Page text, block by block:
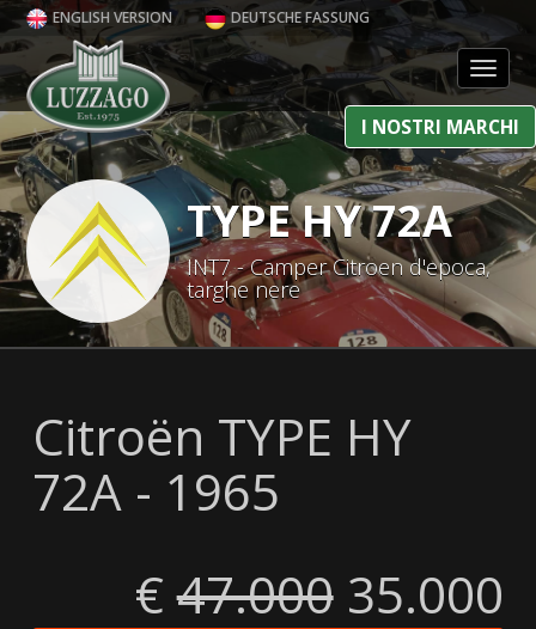
ENGLISH VERSION DEUTSCHE FASSUNG
I NOSTRI MARCHI
TYPE HY 72A
INT7 - Camper Citroen d'epoca,
targhe nere
Citroën TYPE HY
72A - 1965
€47.00035.000